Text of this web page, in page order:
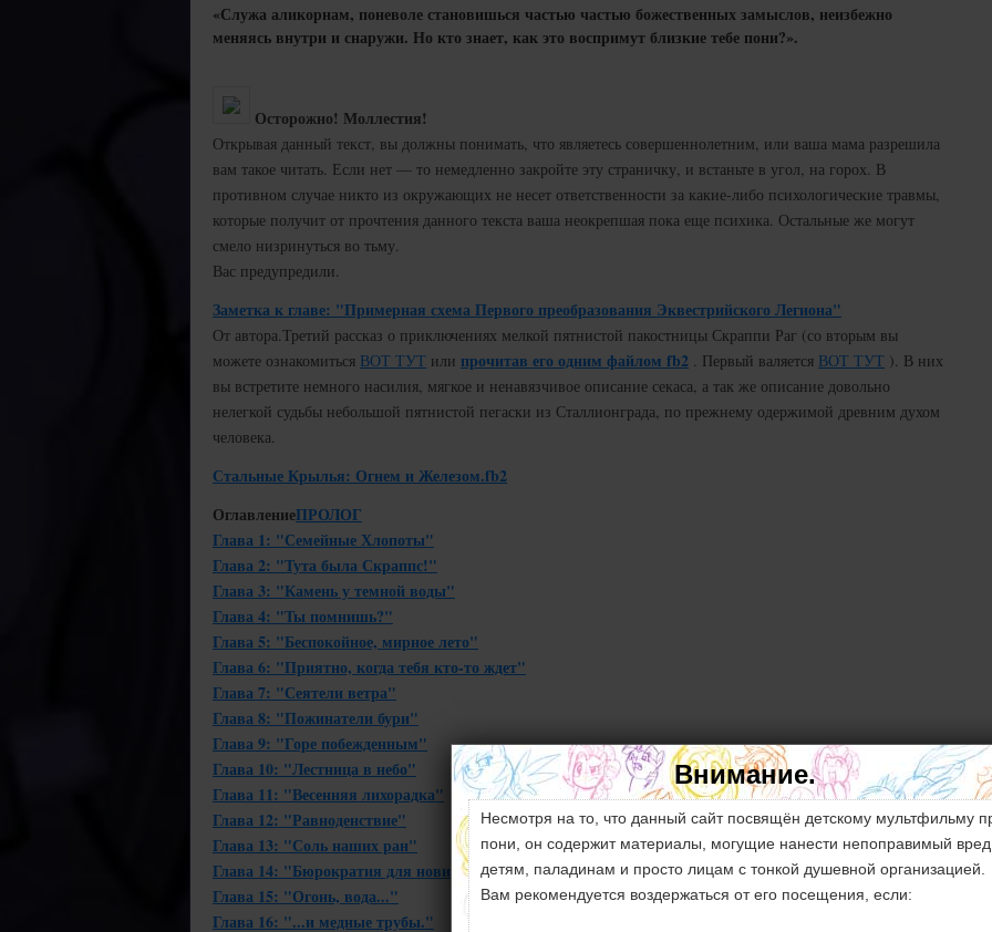
«Служа аликорнам, поневоле становишься частью частью божественных замыслов, неизбежно
меняясь внутри и снаружи. Но кто знает, как это воспримут близкие тебе пони?».
Осторожно! Моллестия!
Открывая данный текст, вы должны понимать, что являетесь совершеннолетним, или ваша мама разрешила
вам такое читать. Если нет — то немедленно закройте эту страничку, и встаньте в угол, на горох. В
противном случае никто из окружающих не несет ответственности за какие-либо психологические травмы,
которые получит от прочтения данного текста ваша неокрепшая пока еще психика. Остальные же могут
смело низринуться во тьму.
Вас предупредили.
Заметка к главе: "Примерная схема Первого преобразования Эквестрийского Легиона"
От автора. Третий рассказ о приключениях мелкой пятнистой пакостницы Скраппи Раг (со вторым вы
можете ознакомиться ВОТ ТУТ или прочитав его одним файлом fb2 . Первый валяется ВОТ ТУТ ). В них
вы встретите немного насилия, мягкое и ненавязчивое описание секаса, а так же описание довольно
нелегкой судьбы небольшой пятнистой пегаски из Сталлионграда, по прежнему одержимой древним духом
человека.
Стальные Крылья: Огнем и Железом.fb2
ОглавлениеПРОЛОГ
Глава 1: "Семейные Хлопоты"
Глава 2: "Тута была Скраппс!"
Глава 3: "Камень у темной воды"
Глава 4: "Ты помнишь?"
Глава 5: "Беспокойное, мирное лето"
Глава 6: "Приятно, когда тебя кто-то ждет"
Глава 7: "Сеятели ветра"
Глава 8: "Пожинатели бури"
Глава 9: "Горе побежденным"
Глава 10: "Лестница в небо"
Глава 11: "Весенняя лихорадка"
Глава 12: "Равноденствие"
Глава 13: "Соль наших ран"
Глава 14: "Бюрократия для новичков"
Глава 15: "Огонь, вода..."
Глава 16: "...и медные трубы."
Внимание.
Несмотря на то, что данный сайт посвящён детскому мультфильму
пони, он содержит материалы, могущие нанести непоправимый вред
детям, паладинам и просто лицам с тонкой душевной организацией.
Вам рекомендуется воздержаться от его посещения, если: